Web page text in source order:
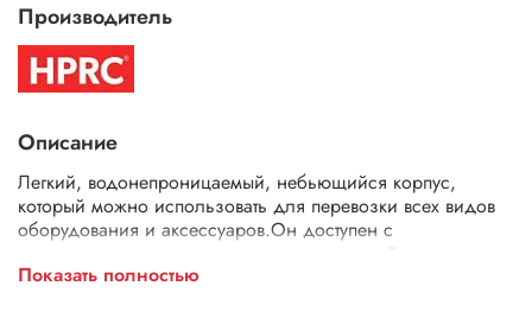
Производитель
Описание
Легкий, водонепроницаемый, небьющийся корпус,
который можно использовать для перевозки всех видов
оборудования и аксессуаров.Он доступен с
наполнителем, с внутренним мягким органайзером с
делителями, с внутренней сумкой или может быть куплен
Показать полностью